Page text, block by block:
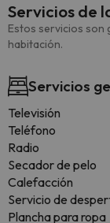
Servicios de
Estos servicios son
habitación.
Servicios
Televisión
Teléfono
Radio
Secador de pelo
Calefacción
Servicio de
Plancha para ropa